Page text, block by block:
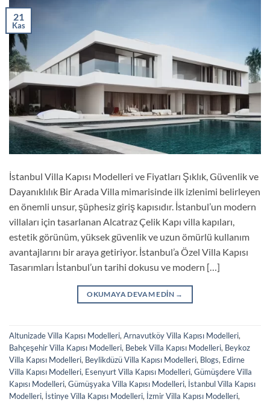
21
Kas
İstanbul Villa Kapısı Modelleri ve Fiyatları Şıklık, Güvenlik ve
Dayanıklılık Bir Arada Villa mimarisinde ilk izlenimi belirleyen
en önemli unsur, şüphesiz giriş kapısıdır. İstanbul’un modern
villaları için tasarlanan Alcatraz Çelik Kapı villa kapıları,
estetik görünüm, yüksek güvenlik ve uzun ömürlü kullanım
avantajlarını bir araya getiriyor. İstanbul’a Özel Villa Kapısı
Tasarımları İstanbul’un tarihi dokusu ve modern […]
OKUMAYA DEVAM EDIN →
Altunizade Villa Kapısı Modelleri,Arnavutköy Villa Kapısı Modelleri,
Bahçeşehir Villa Kapısı Modelleri, Bebek Villa Kapısı Modelleri, Beykoz
Villa Kapısı Modelleri, Beylikdüzü Villa Kapısı Modelleri, Blogs, Edirne
Villa Kapısı Modelleri, Esenyurt Villa Kapısı Modelleri,Gümüşdere Villa
Kapısı Modelleri,Gümüşyaka Villa Kapısı Modelleri, İstanbul Villa Kapısı
Modelleri, İstinye Villa Kapısı Modelleri, İzmir Villa Kapısı Modelleri,